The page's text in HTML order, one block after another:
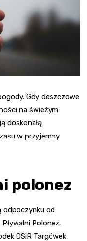
Gdy deszczowe
na świeżym
doskonałą
w przyjemny
polonez
odpoczynku od
Polonez.
OSiR Targówek